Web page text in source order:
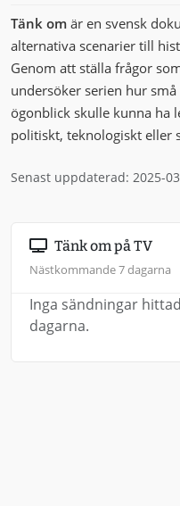
Tänk om är en svensk
alternativa scenarier till
Genom att ställa frågor
undersöker serien hur
ögonblick skulle kunna ha
politiskt, teknologiskt eller
Senast uppdaterad: 2025-
Tänk om på TV
Nästkommande 7 dagarna
Inga sändningar
dagarna.